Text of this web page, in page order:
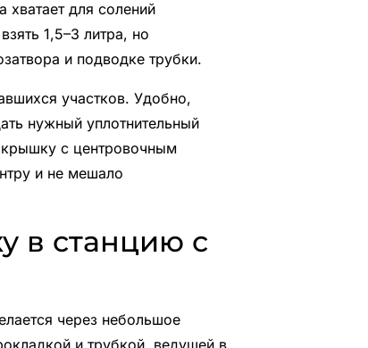
хватает для солений
1,5–3 литра, но
и подводке трубки.
участков. Удобно,
нужный уплотнительный
крышку с центровочным
и не мешало
в станцию с
через небольшое